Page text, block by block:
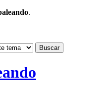
.